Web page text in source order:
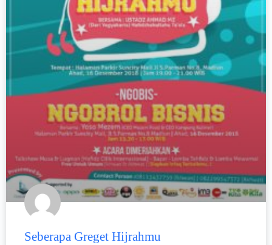
Seberapa Greget Hijrahmu